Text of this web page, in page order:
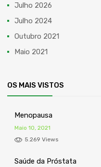
Julho 2026
Julho 2024
Outubro 2021
Maio 2021
OS MAIS VISTOS
Menopausa
Maio 10, 2021
5.269 Views
Saúde da Próstata